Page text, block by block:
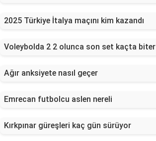
2025 Türkiye İtalya maçını kim kazandı
Voleybolda 2 2 olunca son set kaçta biter
Ağır anksiyete nasıl geçer
Emrecan futbolcu aslen nereli
Kırkpınar güreşleri kaç gün sürüyor